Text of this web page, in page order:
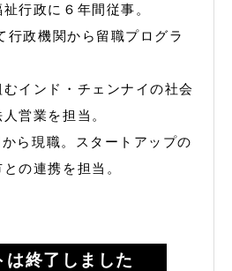
行政に６年間従事。
行政機関から留職プログラ
インド・チェンナイの社会
営業を担当。
ら現職。スタートアップの
の連携を担当。
は終了しました